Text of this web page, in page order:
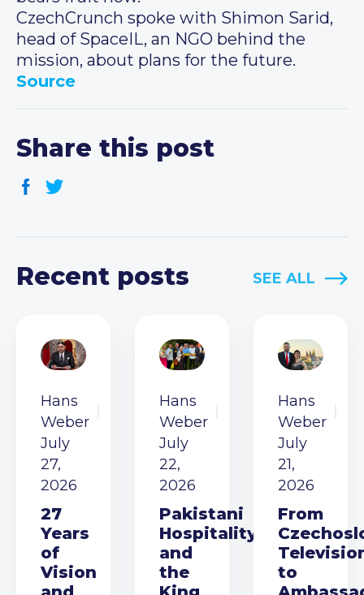
CzechCrunch spoke with Shimon Sarid,
head of SpaceIL, an NGO behind the
mission, about plans for the future.
Source
Share this post
Recent posts SEE ALL
Hans
Weber
July
27,
2026
27
Years
of
Vision
Hans
Weber
July
22,
2026
Pakistani
Hospitality
and
the
Hans
Weber
July
21,
2026
From
to